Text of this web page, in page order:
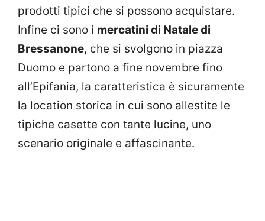
prodotti tipici che si possono acquistare.
Infine ci sono i mercatini di Natale di
Bressanone, che si svolgono in piazza
Duomo e partono a fine novembre fino
all’Epifania, la caratteristica è sicuramente
la location storica in cui sono allestite le
tipiche casette con tante lucine, uno
scenario originale e affascinante.